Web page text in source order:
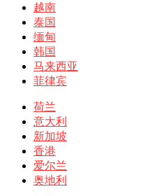
越南
泰国
缅甸
韩国
马来西亚
菲律宾
荷兰
意大利
新加坡
香港
爱尔兰
奥地利